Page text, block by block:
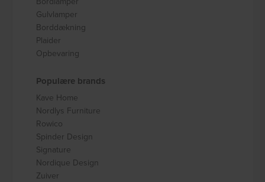
Gulvlamper
Borddækning
Plaider
Opbevaring
Populære brands
Kave Home
Nordlys Furniture
Rowico
Spinder Design
Signature
Nordique Design
Zuiver